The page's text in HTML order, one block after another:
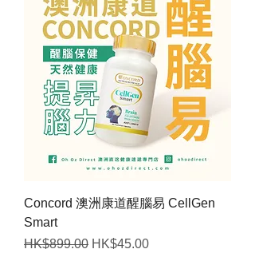
Concord 澳洲康道醒腦易 CellGen
Smart
一般價格
HK$899.00 促銷價格
HK$45.00